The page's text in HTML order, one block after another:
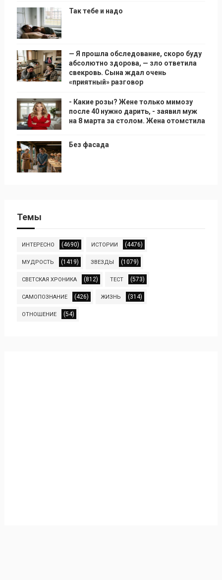
Так тебе и надо
— Я прошла обследование, скоро буду
абсолютно здорова, — зло ответила
свекровь. Сына ждал очень
«приятный» разговор
- Какие розы? Жене только мимозу
после 40 нужно дарить, - заявил муж
на 8 марта за столом. Жена отомстила
Без фасада
Темы
ИНТЕРЕСНО (4690) ИСТОРИИ (4476)
МУДРОСТЬ (1419) ЗВЕЗДЫ (1079)
СВЕТСКАЯ ХРОНИКА (812) ТЕСТ (573)
САМОПОЗНАНИЕ (426) ЖИЗНЬ (314)
ОТНОШЕНИЕ (54)